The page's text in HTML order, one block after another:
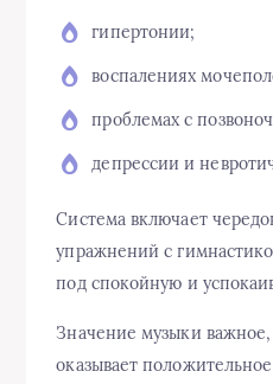
гипертонии;
воспалениях
проблемах с
депрессии и
Система включает
упражнений с
под спокойную и
Значение музыки
оказывает